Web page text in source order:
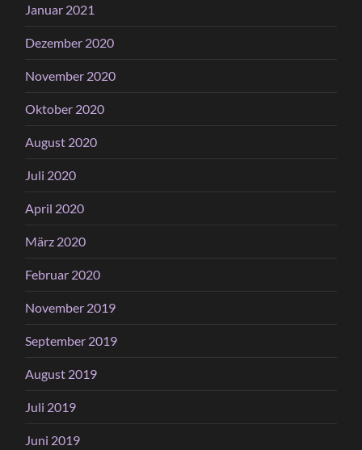
Januar 2021
Dezember 2020
November 2020
Oktober 2020
August 2020
Juli 2020
April 2020
März 2020
Februar 2020
November 2019
September 2019
August 2019
Juli 2019
Juni 2019